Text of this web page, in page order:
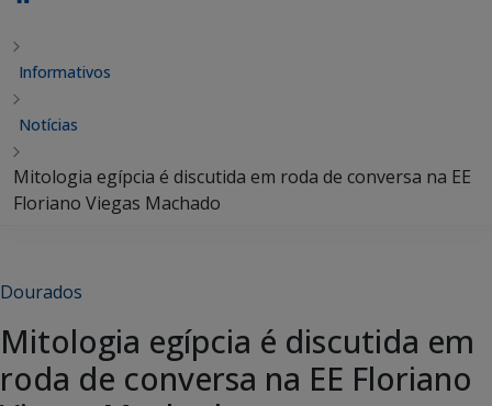
Informativos
Notícias
Mitologia egípcia é discutida em roda de conversa na EE
Floriano Viegas Machado
Dourados
Mitologia egípcia é discutida em
roda de conversa na EE Floriano